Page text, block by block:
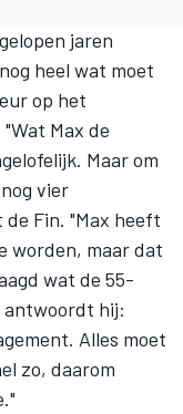
jaren
heel wat moet
op het
Max de
Maar om
vier
Fin. "Max heeft
worden, maar dat
wat de 55-
antwoordt hij:
Alles moet
zo, daarom